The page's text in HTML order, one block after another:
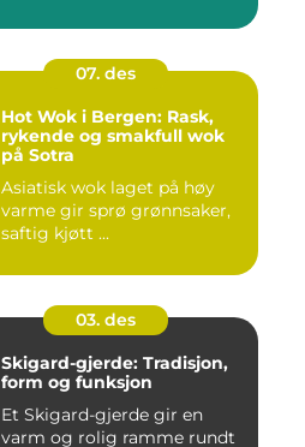
07. des
Hot Wok i Bergen: Rask,
rykende og smakfull wok
på Sotra
Asiatisk wok laget på høy
varme gir sprø grønnsaker,
saftig kjøtt ...
03. des
Skigard-gjerde: Tradisjon,
form og funksjon
Et Skigard-gjerde gir en
varm og rolig ramme rundt